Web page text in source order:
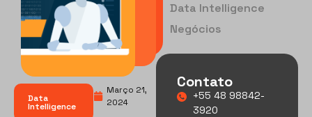
Data
Intelligence
Março 21,
2024
Data Intelligence
Negócios
Contato
+55 48 98842-
3920